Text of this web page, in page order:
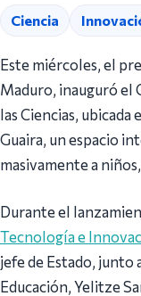
Ciencia
Este miércoles, el
Maduro, inauguró el
las Ciencias, ubicada
Guaira, un espacio
masivamente a
Durante el
Tecnología e
jefe de Estado, junto
Educación, Yelitze